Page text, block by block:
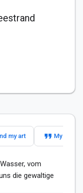
my art format_quote My slogan
vom
die gewaltige